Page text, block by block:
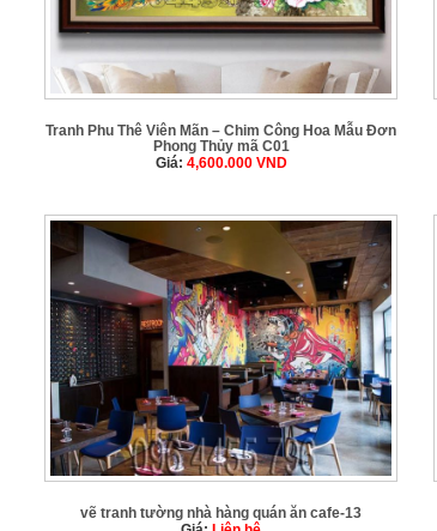
Tranh Phu Thê Viên Mãn – Chim Công Hoa Mẫu Đơn
Phong Thủy mã C01
Giá: 4,600.000 VND
vẽ tranh tường nhà hàng quán ăn cafe-13